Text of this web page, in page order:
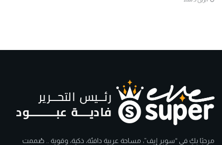
مرحبًا بكِ في “سوبر إيف”، مساحة عربية دافئة، ذكية، وقوية .. صُممت